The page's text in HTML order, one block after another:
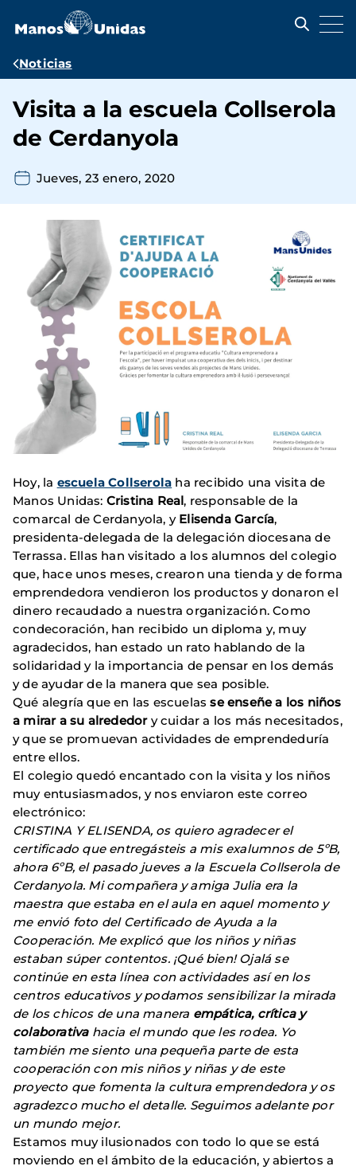
contenido
Ruta
navegación
Noticias
Visita a la escuela Collserola
de Cerdanyola
Jueves, 23 enero, 2020
Hoy, la escuela Collserola ha recibido una visita de
Manos Unidas: Cristina Real, responsable de la
comarcal de Cerdanyola, y Elisenda García,
presidenta-delegada de la delegación diocesana de
Terrassa. Ellas han visitado a los alumnos del colegio
que, hace unos meses, crearon una tienda y de forma
emprendedora vendieron los productos y donaron el
dinero recaudado a nuestra organización. Como
condecoración, han recibido un diploma y, muy
agradecidos, han estado un rato hablando de la
solidaridad y la importancia de pensar en los demás
y de ayudar de la manera que sea posible.
Qué alegría que en las escuelasse enseñe a los niños
a mirar a su alrededory cuidar a los más necesitados,
y que se promuevan actividades de emprendeduría
entre ellos.
El colegio quedó encantado con la visita y los niños
muy entusiasmados, y nos enviaron este correo
electrónico:
CRISTINA Y ELISENDA, os quiero agradecer el
certificado que entregásteis a mis exalumnos de 5ºB,
ahora 6ºB, el pasado jueves a la Escuela Collserola de
Cerdanyola. Mi compañera y amiga Julia era la
maestra que estaba en el aula en aquel momento y
me envió foto del Certificado de Ayuda a la
Cooperación. Me explicó que los niños y niñas
estaban súper contentos. ¡Qué bien! Ojalá se
continúe en esta línea con actividades así en los
centros educativos y podamos sensibilizar la mirada
de los chicos de una manera empática, crítica y
colaborativa hacia el mundo que les rodea. Yo
también me siento una pequeña parte de esta
cooperación con mis niños y niñas y de este
proyecto que fomenta la cultura emprendedora y os
agradezco mucho el detalle. Seguimos adelante por
un mundo mejor.
Estamos muy ilusionados con todo lo que se está
moviendo en el ámbito de la educación, y abiertos a